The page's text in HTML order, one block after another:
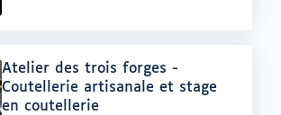
Offre
:
Atelier des trois forges -
Coutellerie artisanale et stage
en coutellerie